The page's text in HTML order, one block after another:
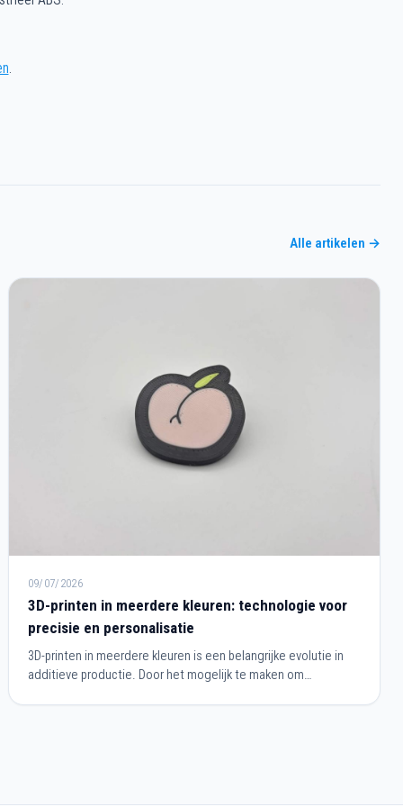
Alle artikelen →
09/07/2026
3D-printen in meerdere kleuren: technologie voor
precisie en personalisatie
3D-printen in meerdere kleuren is een belangrijke evolutie in
additieve productie. Door het mogelijk te maken om